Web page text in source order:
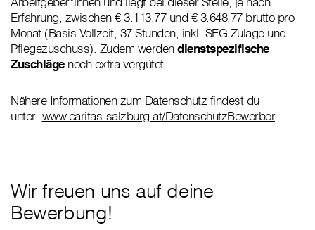
Erfahrung, zwischen € 3.113,77 und € 3.648,77 brutto pro
Monat (Basis Vollzeit, 37 Stunden, inkl. SEG Zulage und
Pflegezuschuss). Zudem werdendienstspezifische
Zuschlägenoch extra vergütet.
Nähere Informationen zum Datenschutz findest du
unter: www.caritas-salzburg.at/DatenschutzBewerber
Wir freuen uns auf deine
Bewerbung!